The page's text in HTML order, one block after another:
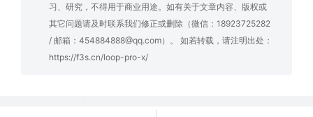
习、研究，不得用于商业用途。如有关于文章内容、版权或
其它问题请及时联系我们修正或删除（微信：18923725282
/ 邮箱：454884888@qq.com）。 如若转载，请注明出处：
https://f3s.cn/loop-pro-x/